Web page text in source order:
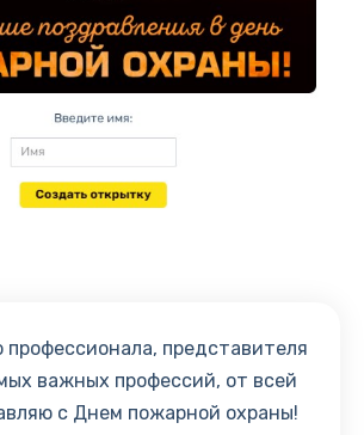
профессионала, представителя
важных профессий, от всей
с Днем пожарной охраны!